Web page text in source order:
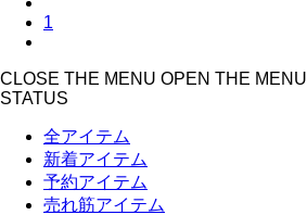
1
CLOSE THE MENU OPEN THE MENU
STATUS
全アイテム
新着アイテム
予約アイテム
売れ筋アイテム